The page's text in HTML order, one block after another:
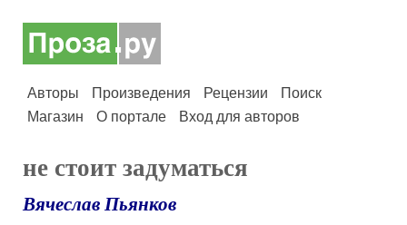
Авторы Произведения Рецензии
Поиск
Магазин
О портале Вход для авторов
не стоит задуматься
Вячеслав Пьянков